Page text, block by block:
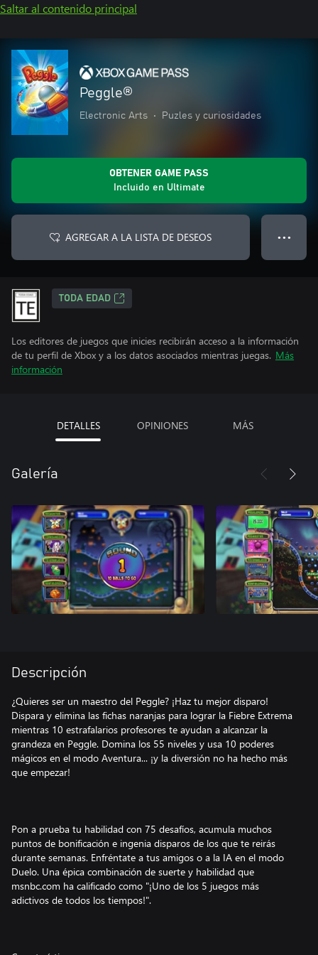
Saltar al contenido principal
Peggle®
Electronic Arts • Puzles y curiosidades
OBTENER GAME PASS
Incluido en Ultimate
AGREGAR A LA LISTA DE DESEOS ● ● ●
TODA EDAD
Los editores de juegos que inicies recibirán acceso a la información
de tu perfil de Xbox y a los datos asociados mientras juegas. Más
información
DETALLES OPINIONES MÁS
Galería
Descripción
¿Quieres ser un maestro del Peggle? ¡Haz tu mejor disparo!
Dispara y elimina las fichas naranjas para lograr la Fiebre Extrema
mientras 10 estrafalarios profesores te ayudan a alcanzar la
grandeza en Peggle. Domina los 55 niveles y usa 10 poderes
mágicos en el modo Aventura... ¡y la diversión no ha hecho más
que empezar!
Pon a prueba tu habilidad con 75 desafíos, acumula muchos
puntos de bonificación e ingenia disparos de los que te reirás
durante semanas. Enfréntate a tus amigos o a la IA en el modo
Duelo. Una épica combinación de suerte y habilidad que
msnbc.com ha calificado como "¡Uno de los 5 juegos más
adictivos de todos los tiempos!".